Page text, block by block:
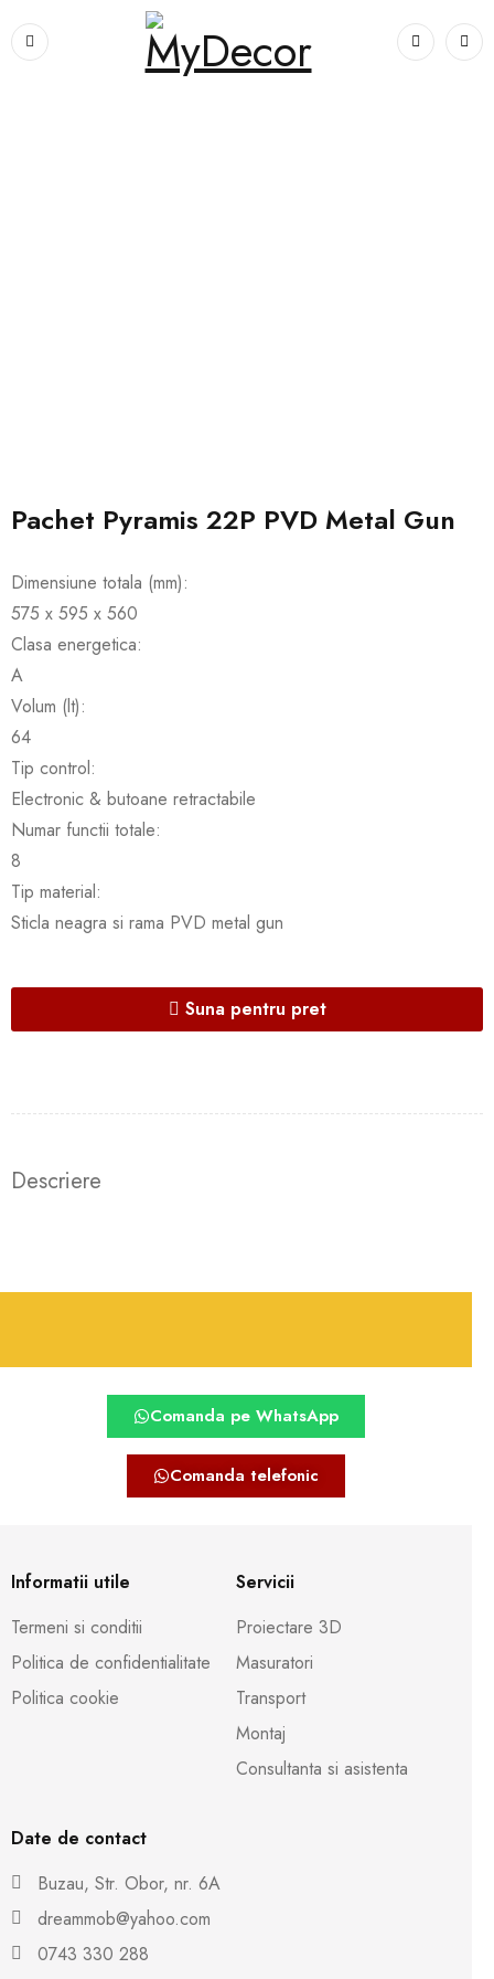
Pachet Pyramis 22P PVD Metal Gun
Dimensiune totala (mm):
575 x 595 x 560
Clasa energetica:
A
Volum (lt):
64
Tip control:
Electronic & butoane retractabile
Numar functii totale:
8
Tip material:
Sticla neagra si rama PVD metal gun
Suna pentru pret
Descriere
Comanda pe WhatsApp
Comanda telefonic
Informatii utile
Termeni si conditii
Politica de confidentialitate
Politica cookie
Servicii
Proiectare 3D
Masuratori
Transport
Montaj
Consultanta si asistenta
Date de contact
Buzau, Str. Obor, nr. 6A
dreammob@yahoo.com
0743 330 288